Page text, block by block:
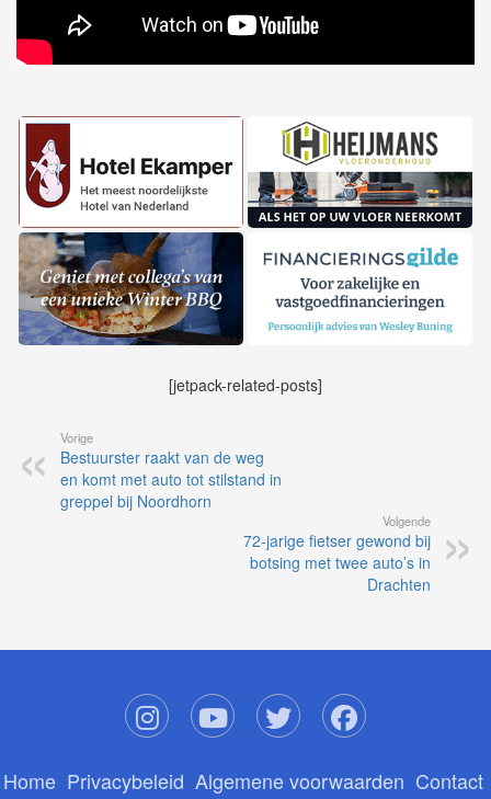
[jetpack-related-posts]
Vorige
Bestuurster raakt van de weg
en komt met auto tot stilstand in
greppel bij Noordhorn
Volgende
72-jarige fietser gewond bij
botsing met twee auto’s in
Drachten
Home Privacybeleid Algemene voorwaarden Contact